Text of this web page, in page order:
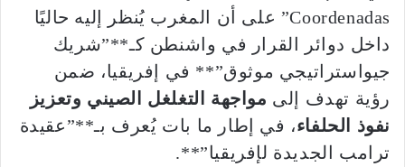
Coordenadas” على أن المغرب يُنظر إليه حاليًا
داخل دوائر القرار في واشنطن كـ**”شريك
جيواستراتيجي موثوق”** في إفريقيا، ضمن
رؤية تهدف إلى مواجهة التغلغل الصيني وتعزيز
نفوذ الحلفاء، في إطار ما بات يُعرف بـ**”عقيدة
ترامب الجديدة لإفريقيا”**.